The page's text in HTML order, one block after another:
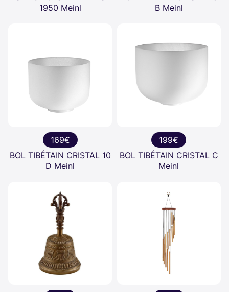
1950 Meinl
B Meinl
169€
BOL TIBÉTAIN CRISTAL 10
D Meinl
199€
BOL TIBÉTAIN CRISTAL C
Meinl